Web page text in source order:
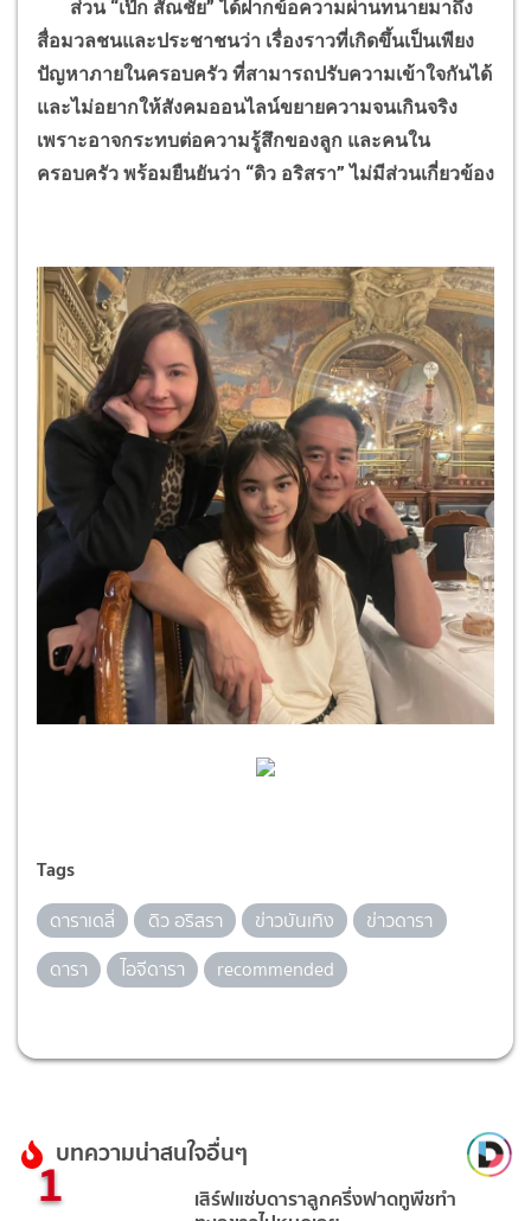
ส่วน “เป๊ก สัณชัย” ได้ฝากข้อความผ่านทนายมาถึง
สื่อมวลชนและประชาชนว่า เรื่องราวที่เกิดขึ้นเป็นเพียง
ปัญหาภายในครอบครัว ที่สามารถปรับความเข้าใจกันได้
และไม่อยากให้สังคมออนไลน์ขยายความจนเกินจริง
เพราะอาจกระทบต่อความรู้สึกของลูก และคนใน
ครอบครัว พร้อมยืนยันว่า “ดิว อริสรา” ไม่มีส่วนเกี่ยวข้อง
Tags
ดาราเดลี่ ดิว อริสรา ข่าวบันเทิง
ข่าวดารา
ดารา
ไอจีดารา recommended
บทความน่าสนใจอื่นๆ
1 เสิร์ฟแซ่บดาราลูกครึ่งฟาดทูพีชทำ